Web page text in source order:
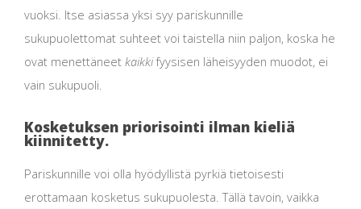
vuoksi. Itse asiassa yksi syy pariskunnille
sukupuolettomat suhteet voi taistella niin paljon, koska he
ovat menettäneet kaikkifyysisen läheisyyden muodot, ei
vain sukupuoli.
Kosketuksen priorisointi ilman kieliä
kiinnitetty.
Pariskunnille voi olla hyödyllistä pyrkiä tietoisesti
erottamaan kosketus sukupuolesta. Tällä tavoin, vaikka